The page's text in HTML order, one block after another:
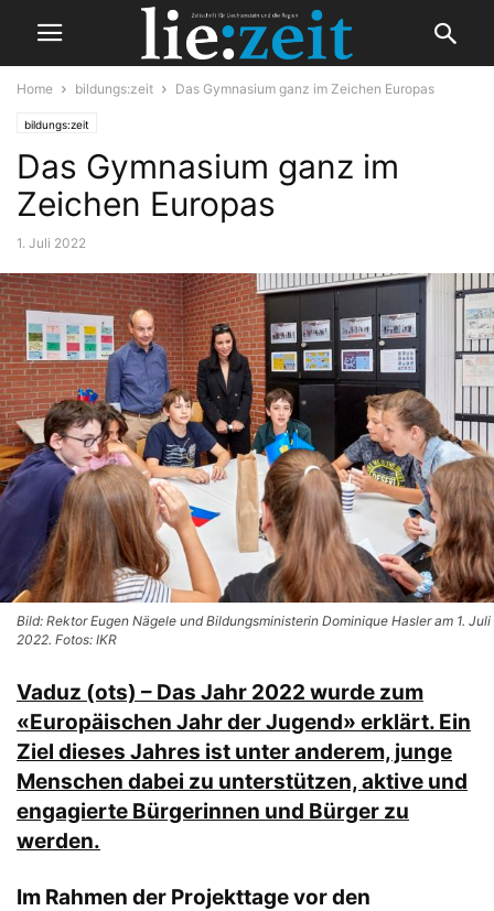
Home bildungs:zeit Das Gymnasium ganz im Zeichen Europas
bildungs:zeit
Das Gymnasium ganz im
Zeichen Europas
1. Juli 2022
Bild: Rektor Eugen Nägele und Bildungsministerin Dominique Hasler am 1. Juli
2022. Fotos: IKR
Vaduz (ots) – Das Jahr 2022 wurde zum
«Europäischen Jahr der Jugend» erklärt. Ein
Ziel dieses Jahres ist unter anderem, junge
Menschen dabei zu unterstützen, aktive und
engagierte Bürgerinnen und Bürger zu
werden.
Im Rahmen der Projekttage vor den